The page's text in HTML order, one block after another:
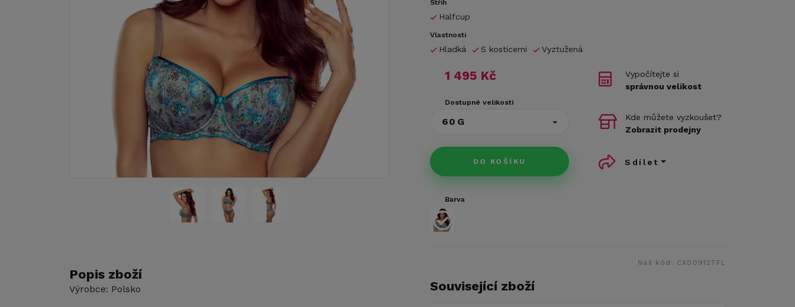
Popis zboží
Výrobce: Polsko
Střih
Halfcup
Vlastnosti
Hladká S kosticemi Vyztužená
1 495 Kč
Dostupné velikosti
60G
DO KOŠÍKU
Vypočítejte si
správnou velikost
Kde můžete vyzkoušet?
Zobrazit prodejny
Sdílet
Barva
Náš kód: CX00912TFL
Související zboží